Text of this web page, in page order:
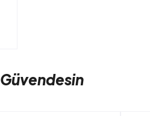
Güvendesin